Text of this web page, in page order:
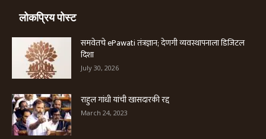
लोकप्रिय पोस्ट
समवेतचे ePawati तंत्रज्ञान; देणगी व्यवस्थापनाला डिजिटल
दिशा
July 30, 2026
राहुल गांधी यांची खासदारकी रद्द
March 24, 2023